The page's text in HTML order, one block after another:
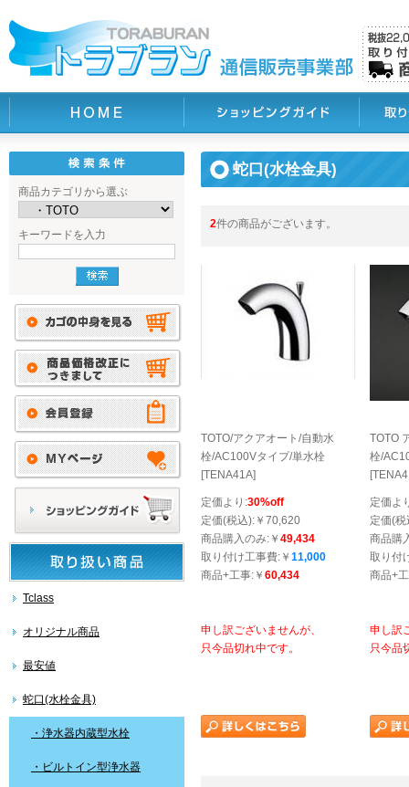
商品カテゴリから選ぶ
キーワードを入力
Tclass
オリジナル商品
最安値
蛇口(水栓金具)
・浄水器内蔵型水栓
・ビルトイン型浄水器
蛇口(水栓金具)
2件の商品がございます。
TOTO/アクアオート/自動水
栓/AC100Vタイプ/単水栓
[TENA41A]
定価より:30%off
定価(税込):￥70,620
商品購入のみ:￥ 49,434
取り付け工事費:￥ 11,000
商品+工事:￥ 60,434
申し訳ございませんが、
只今品切れ中です。
TOTO
栓/
定価よ
定価(
商品購
取り付
商品+
申し訳
只今品